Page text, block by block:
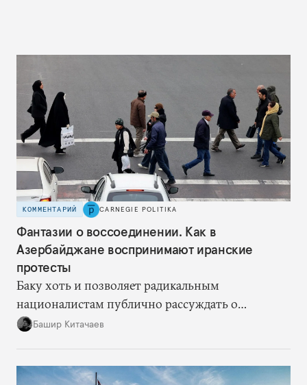
КОММЕНТАРИЙ CARNEGIE POLITIKA
Фантазии о воссоединении. Как в
Азербайджане воспринимают иранские
протесты
Баку хоть и позволяет радикальным
националистам публично рассуждать о
воссоединении, сам предпочитает не
Башир Китачаев